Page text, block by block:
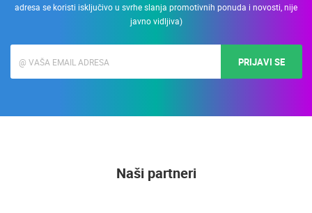
adresa se koristi isključivo u svrhe slanja promotivnih ponuda i novosti, nije
javno vidljiva)
PRIJAVI SE
Naši partneri